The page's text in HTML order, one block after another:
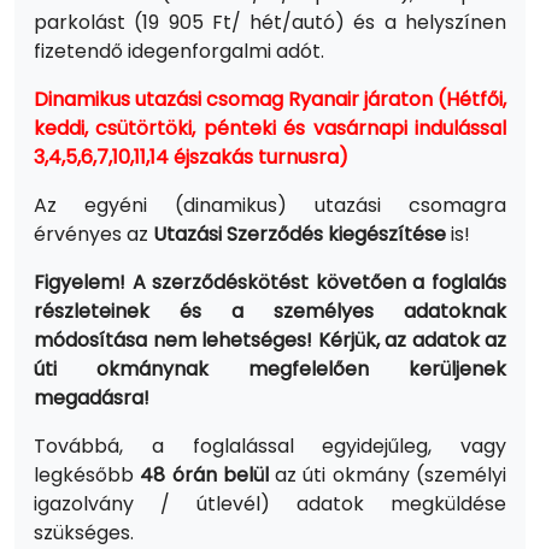
parkolást (19 905 Ft/ hét/autó) és a helyszínen
fizetendő idegenforgalmi adót.
Dinamikus utazási csomag Ryanair járaton (Hétfői,
keddi, csütörtöki, pénteki és vasárnapi indulással
3,4,5,6,7,10,11,14 éjszakás turnusra)
Az egyéni (dinamikus) utazási csomagra
érvényes az Utazási Szerződés kiegészítéseis!
Figyelem! A szerződéskötést követően a foglalás
részleteinek és a személyes adatoknak
módosítása nem lehetséges! Kérjük, az adatok az
úti okmánynak megfelelően kerüljenek
megadásra!
Továbbá, a foglalással egyidejűleg, vagy
legkésőbb 48 órán belülaz úti okmány (személyi
igazolvány / útlevél) adatok megküldése
szükséges.